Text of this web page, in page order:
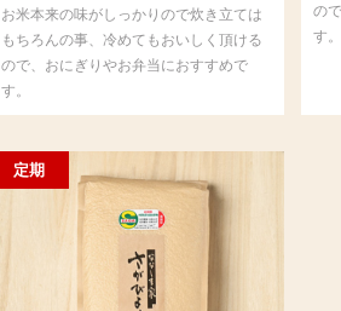
お米本来の味がしっかりので炊き立ては
もちろんの事、冷めてもおいしく頂ける
ので、おにぎりやお弁当におすすめで
す。
の
す。
定期